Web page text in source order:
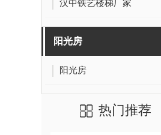
汉中铁艺楼梯厂家
阳光房
阳光房
热门推荐